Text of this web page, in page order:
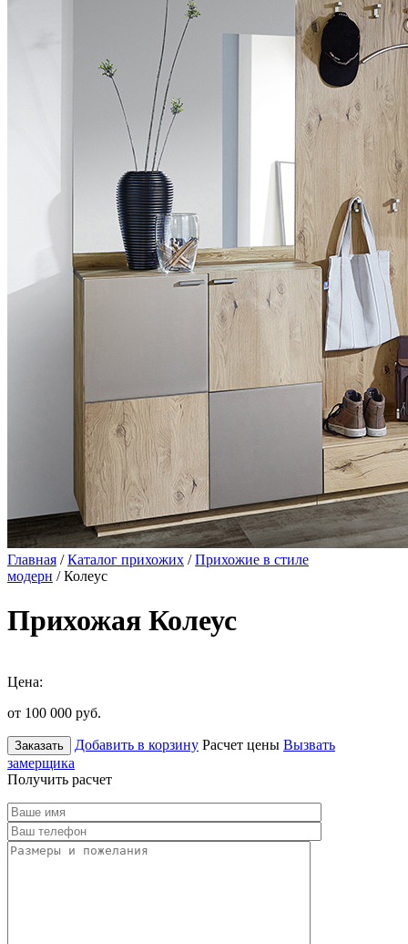
Главная /Каталог прихожих /Прихожие в стиле
модерн / Колеус
Прихожая Колеус
Цена:
от 100 000 руб.
Заказать Добавить в корзину Расчет цены Вызвать
замерщика
Получить расчет